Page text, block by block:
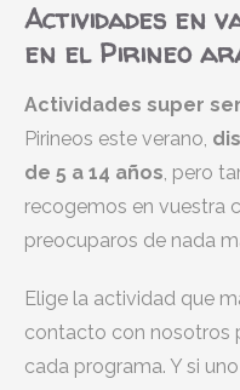
Actividades en
en el Pirineo
Actividades super
Pirineos este verano,
de 5 a 14 años, pero
recogemos en vuestra
preocuparos de nada
Elige la actividad que
contacto con nosotros
cada programa. Y si